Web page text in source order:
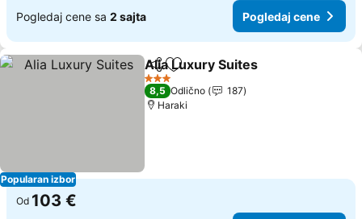
Pogledaj cene sa 2 sajta Pogledaj cene
Popularan izbor
Deli Dodati u favorite
Alia Luxury Suites
3 Zvezdice
8,5 Odlično
187
Haraki
Od 103 €